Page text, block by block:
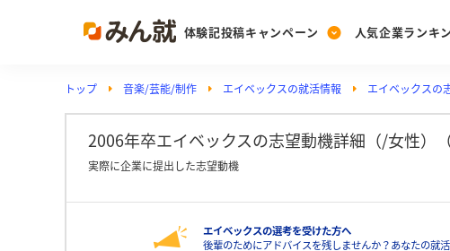
体験記投稿キャンペーン
Post
投稿する
人気企業ランキ
Ranking
ランキングを見る
Vote
投票する
PickUp
注目の企業特集
トップ 音楽/芸能/制作 エイベックスの就活情報 エイベックスの
2006年卒エイベックスの志望動機詳細（/女性）（
実際に企業に提出した志望動機
エイベックスの選考を受けた方へ
後輩のためにアドバイスを残しませんか？あなたの就